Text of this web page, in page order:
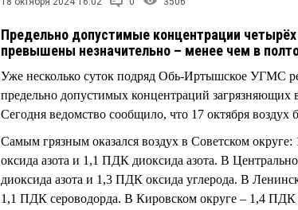
Предельно допустимые концентрации
превышены незначительно – менее чем в
Уже несколько суток подряд Обь-Иртышское УГМС
предельно допустимых концентраций загрязняющих
Сегодня ведомство сообщило, что 17 октября воздух
Самым грязным оказался воздух в Советском
оксида азота и 1,1 ПДК диоксида азота. В
диоксида азота и 1,3 ПДК оксида углерода. В
1,1 ПДК сероводорда. В Кировском округе – 1,4 ПДК